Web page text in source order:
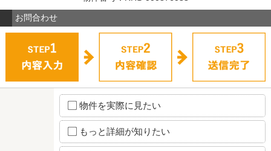
お問合わせ
物件を実際に見たい
もっと詳細が知りたい